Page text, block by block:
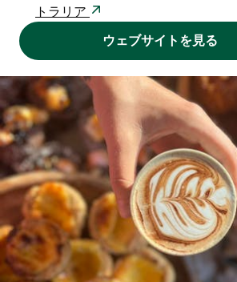
トラリア
ウェブサイトを見る